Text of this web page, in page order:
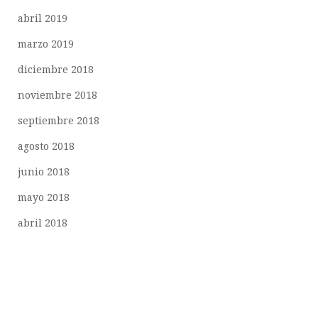
abril 2019
marzo 2019
diciembre 2018
noviembre 2018
septiembre 2018
agosto 2018
junio 2018
mayo 2018
abril 2018